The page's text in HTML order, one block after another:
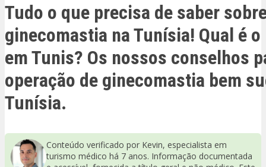
Tudo o que precisa de saber
ginecomastia na Tunísia! Qual é
em Tunis? Os nossos conselhos
operação de ginecomastia bem
Tunísia.
Conteúdo verificado por Kevin, especialista em
turismo médico há 7 anos. Informação documentada